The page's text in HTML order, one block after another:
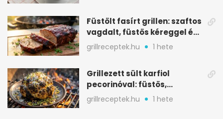
Füstölt fasírt grillen: szaftos
vagdalt, füstös kéreggel és
BBQ mázzal
grillreceptek.hu 1 hete
Grillezett sült karfiol
pecorinóval: füstös,
karamellizált nyári kedvenc
grillreceptek.hu 1 hete